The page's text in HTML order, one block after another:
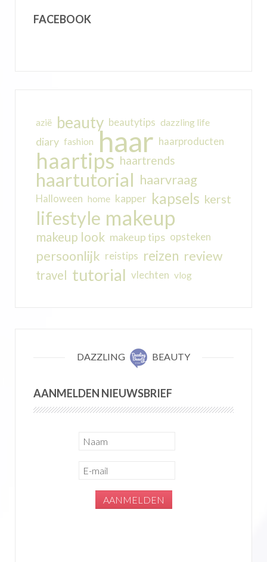
FACEBOOK
azië beauty beautytips dazzling life
diary fashion haar haarproducten
haartips haartrends
haartutorial haarvraag
Halloween home kapper kapsels kerst
lifestyle makeup
makeup look makeup tips opsteken
persoonlijk reistips reizen review
travel tutorial vlechten vlog
DAZZLING BEAUTY
AANMELDEN NIEUWSBRIEF